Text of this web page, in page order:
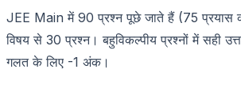
JEE Main में 90 प्रश्न पूछे जाते हैं (75 प्रयास
विषय से 30 प्रश्न। बहुविकल्पीय प्रश्नों में सही
गलत के लिए -1 अंक।